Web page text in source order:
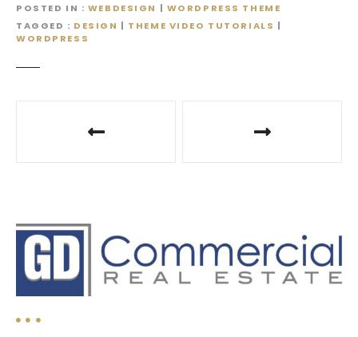
POSTED IN WEBDESIGN | WORDPRESS THEME
TAGGED
DESIGN | THEME VIDEO TUTORIALS |
WORDPRESS
n
a
v